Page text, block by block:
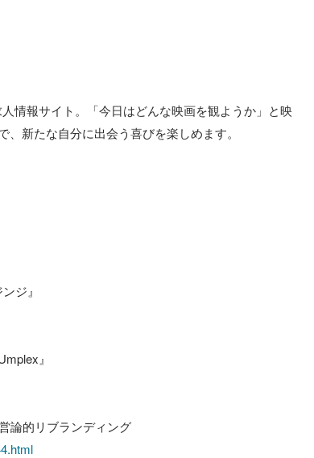
情報サイト。「今日はどんな映画を観ようか」と映
新たな自分に出会う喜びを楽しめます。